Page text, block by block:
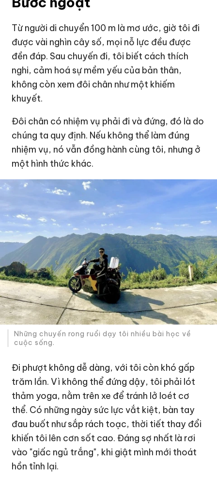
Từ người di chuyển 100 m là mơ ước, giờ tôi đi
được vài nghìn cây số, mọi nỗ lực đều được
đền đáp. Sau chuyến đi, tôi biết cách thích
nghi, cảm hoá sự mềm yếu của bản thân,
không còn xem đôi chân như một khiếm
khuyết.
Đôi chân có nhiệm vụ phải đi và đứng, đó là do
chúng ta quy định. Nếu không thể làm đúng
nhiệm vụ, nó vẫn đồng hành cùng tôi, nhưng ở
một hình thức khác.
Những chuyến rong ruổi dạy tôi nhiều bài học về
cuộc sống.
Đi phượt không dễ dàng, với tôi còn khó gấp
trăm lần. Vì không thể đứng dậy, tôi phải lót
thảm yoga, nằm trên xe để tránh lở loét cơ
thể. Có những ngày sức lực vắt kiệt, bàn tay
đau buốt như sắp rách toạc, thời tiết thay đổi
khiến tôi lên cơn sốt cao. Đáng sợ nhất là rơi
vào "giấc ngủ trắng", khi giật mình mới thoát
hồn tỉnh lại.